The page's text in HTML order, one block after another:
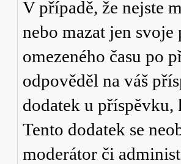
V případě, že nejste
nebo mazat jen
omezeného času po
odpověděl na váš
dodatek u
Tento dodatek se
moderátor či